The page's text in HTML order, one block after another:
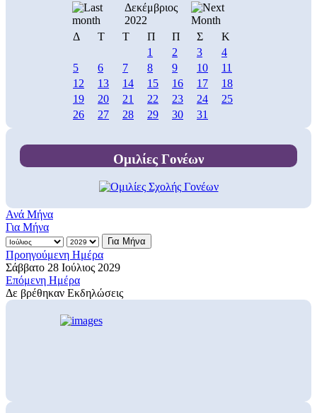
Δεκέμβριος
2022
Δ
Τ Τ Π Π Σ
Κ
1
2 3
4
5
6 7 8 9 10
11
12
13 14 15 16 17
18
19
20 21 22 23 24
25
26
27 28 29 30 31
Ομιλίες Γονέων
Ανά Μήνα
Για Μήνα
Για Μήνα
Προηγούμενη Ημέρα
Σάββατο 28 Ιούλιος 2029
Επόμενη Ημέρα
Δε βρέθηκαν Εκδηλώσεις